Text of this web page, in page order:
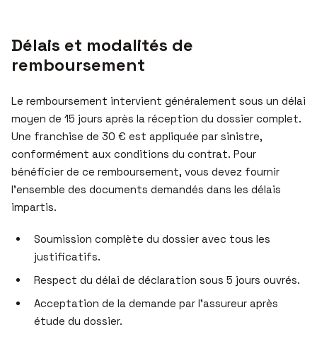
Délais et modalités de
remboursement
Le remboursement intervient généralement sous un délai
moyen de 15 jours après la réception du dossier complet.
Une franchise de 30 € est appliquée par sinistre,
conformément aux conditions du contrat. Pour
bénéficier de ce remboursement, vous devez fournir
l’ensemble des documents demandés dans les délais
impartis.
Soumission complète du dossier avec tous les
justificatifs.
Respect du délai de déclaration sous 5 jours ouvrés.
Acceptation de la demande par l’assureur après
étude du dossier.